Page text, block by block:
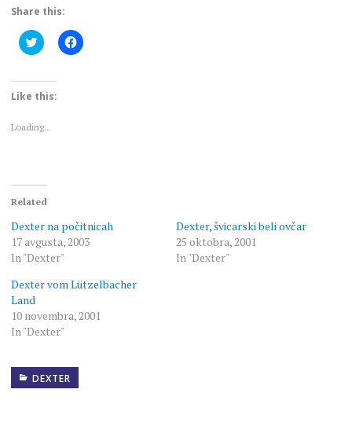
Share this:
Click
to
Twitter
(Opens
in
Click
to
Like this:
Loading...
Related
Dexter na počitnicah
17 avgusta, 2003
In "Dexter"
Dexter, švicarski beli ovčar
25 oktobra, 2001
In "Dexter"
Dexter vom Lützelbacher
Land
10 novembra, 2001
In "Dexter"
DEXTER